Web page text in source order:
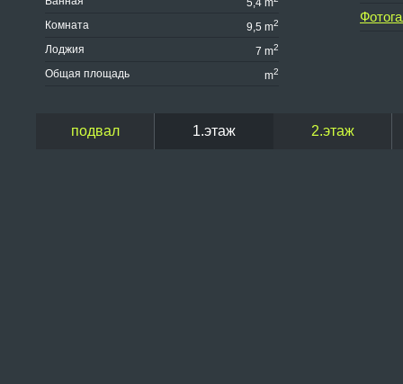
5,4 m
Комната 9,5 m2
Лоджия 7 m2
Общая площадь m2
подвал 1.этаж 2.этаж